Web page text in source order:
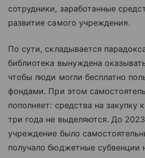
сотрудники, заработанные
развитие самого учреждения.
По сути, складывается
библиотека вынуждена
чтобы люди могли бесплатно
фондами. При этом
пополняет: средства на закупку
три года не выделяются. До
учреждение было
получало бюджетные субвенции